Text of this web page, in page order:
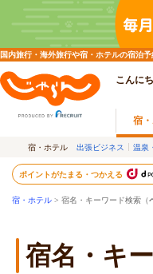
国内旅行・海外旅行や宿・ホテルの宿泊
こんに
宿
宿・ホテル 出張ビジネス 温泉
ポイントがたまる・つかえる
宿・ホテル > 宿名・キーワード検索（
宿名・キ